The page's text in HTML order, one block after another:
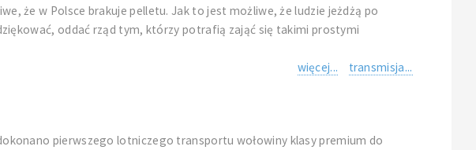
że w Polsce brakuje pelletu. Jak to jest możliwe, że ludzie jeżdżą po
oddać rząd tym, którzy potrafią zająć się takimi prostymi
więcej...
transmisja...
pierwszego lotniczego transportu wołowiny klasy premium do